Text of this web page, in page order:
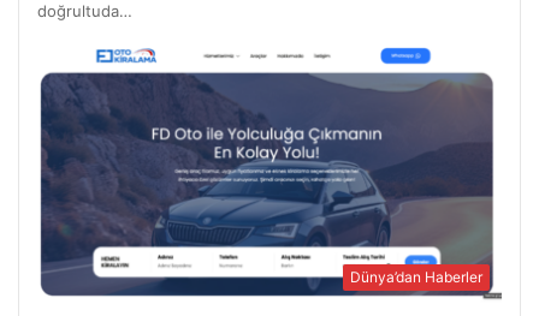
doğrultuda…
Dünya’dan Haberler